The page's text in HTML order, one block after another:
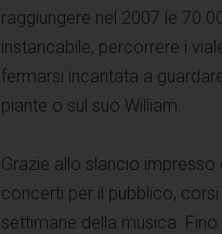
raggiungere nel 2007 le
instancabile, percorrere i
fermarsi incantata a
piante o sul suo William.
Grazie allo slancio
concerti per il pubblico,
settimane della musica.